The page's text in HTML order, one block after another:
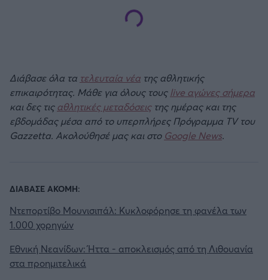
Διάβασε όλα τα τελευταία νέα της αθλητικής
επικαιρότητας. Μάθε για όλους τους live αγώνες σήμερα
και δες τιςαθλητικές μεταδόσειςτης ημέρας και της
εβδομάδας μέσα από το υπερπλήρες Πρόγραμμα TV του
Gazzetta. Ακολούθησέ μας και στο Google News.
ΔΙΑΒΑΣΕ ΑΚΟΜΗ:
Ντεπορτίβο Μουνισιπάλ: Κυκλοφόρησε τη φανέλα των
1.000 χορηγών
Εθνική Νεανίδων: Ήττα - αποκλεισμός από τη Λιθουανία
στα προημιτελικά